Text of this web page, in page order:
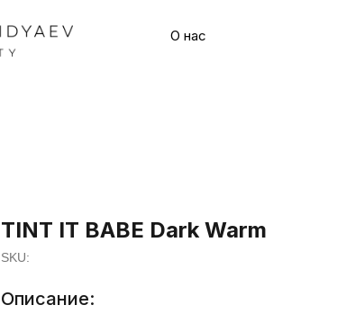
О нас
TINT IT BABE Dark Warm
SKU:
Описание: